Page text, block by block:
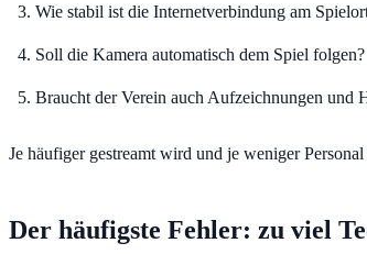
Wie stabil ist die Internetverbindung am
Soll die Kamera automatisch dem Spiel folgen?
Braucht der Verein auch Aufzeichnungen und
Je häufiger gestreamt wird und je weniger
Der häufigste Fehler: zu viel